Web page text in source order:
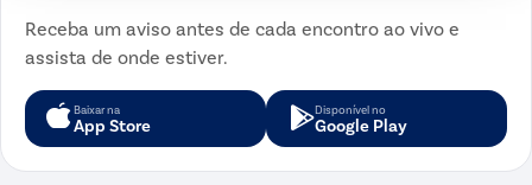
Receba um aviso antes de cada encontro ao vivo e
assista de onde estiver.
Baixar na
App Store
Disponível no
Google Play